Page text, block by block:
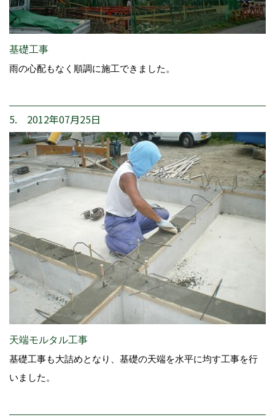
基礎工事
雨の心配もなく順調に施工できました。
5. 2012年07月25日
天端モルタル工事
基礎工事も大詰めとなり、基礎の天端を水平に均す工事を行
いました。